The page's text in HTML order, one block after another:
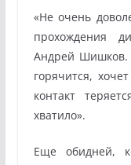
«Не очень
прохождения
Андрей Шишков.
горячится,
контакт
хватило».
Еще обидней,